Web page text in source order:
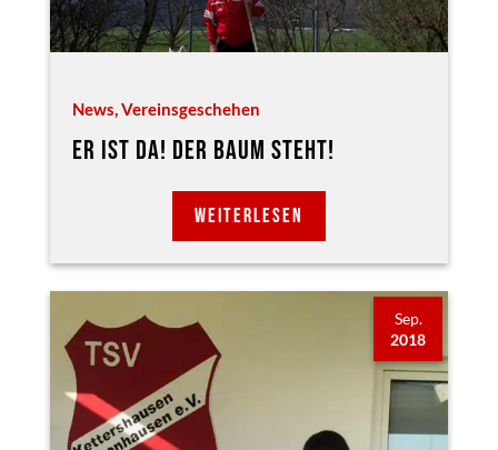
News,Vereinsgeschehen
ER IST DA! DER BAUM STEHT!
WEITERLESEN
Sep.
2018